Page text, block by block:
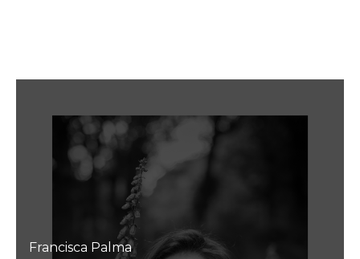
Francisca Palma